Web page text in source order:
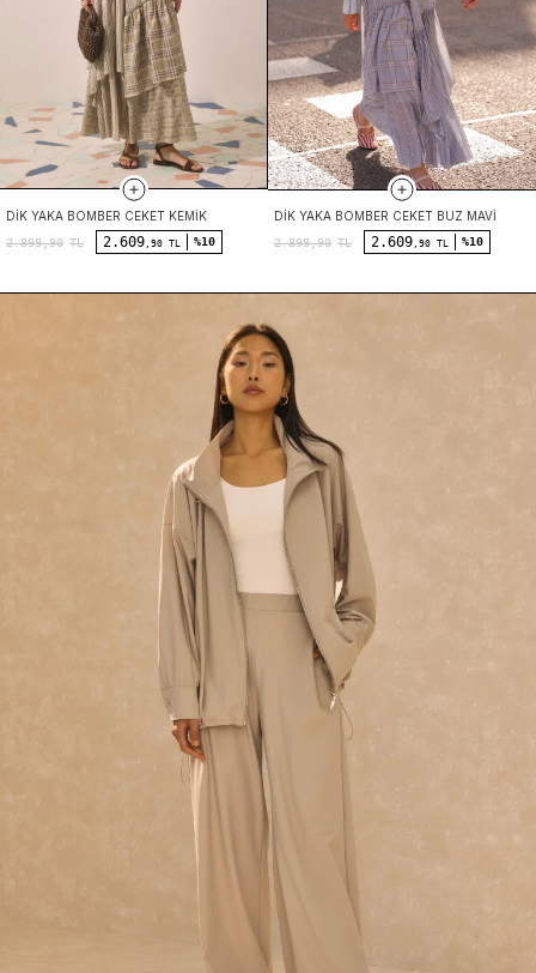
DIK YAKA BOMBER CEKET KEMIK
2.899,90 TL 2.609 ,90 TL %10
DIK YAKA BOMBER CEKET BUZ MAVI
2.899,90 TL 2.609 ,90 TL %10